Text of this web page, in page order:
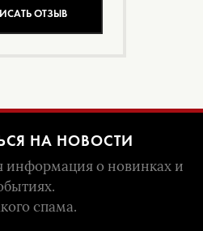
ОТЗЫВ
НА НОВОСТИ
информация о новинках и
спама.